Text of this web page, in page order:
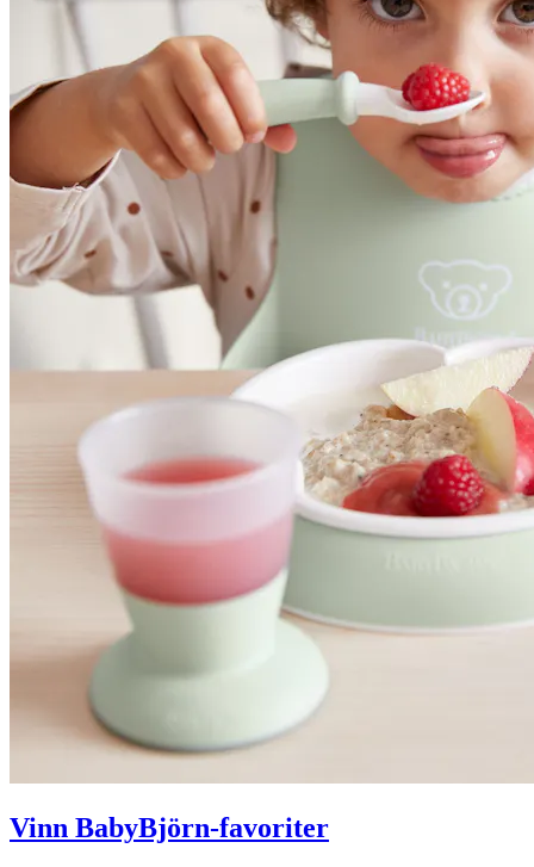
Vinn BabyBjörn-favoriter